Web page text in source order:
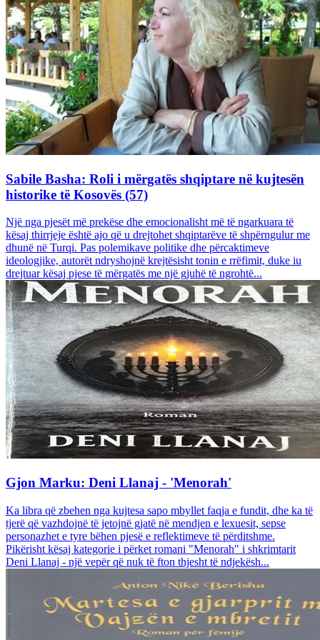
Sabile Basha: Roli i mërgatës shqiptare në kujtesën
historike të Kosovës (57)
Një nga pjesët më prekëse dhe emocionalisht më të ngarkuara të
kësaj thirrjeje është ajo që u drejtohet shqiptarëve të shpërngulur me
dhunë në Turqi. Pas polemikave politike dhe përcaktimeve
ideologjike, autorët ndryshojnë krejtësisht tonin e rrëfimit, duke iu
drejtuar kësaj pjese të mërgatës me një gjuhë të ngrohtë...
Gjon Marku: Deni Llanaj - 'Menorah'
Ka libra që zbehen nga kujtesa sapo mbyllet faqja e fundit, dhe ka të
tjerë që vazhdojnë të jetojnë gjatë në mendjen e lexuesit, sepse
personazhet e tyre bëhen pjesë e reflektimeve të përditshme.
Pikërisht kësaj kategorie i përket romani "Menorah" i shkrimtarit
Deni Llanaj - një vepër që nuk të fton thjesht të ndjekësh...